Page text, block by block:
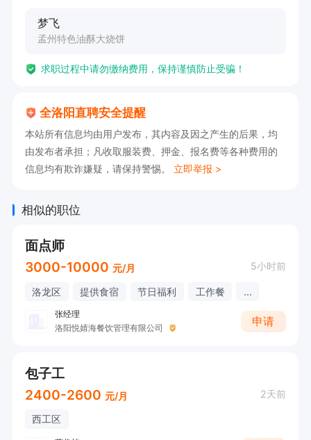
梦飞
孟州特色油酥大烧饼
求职过程中请勿缴纳费用，保持谨慎防止受骗！
全洛阳直聘安全提醒
本站所有信息均由用户发布，其内容及因之产生的后果，均
由发布者承担；凡收取服装费、押金、报名费等各种费用的
信息均有欺诈嫌疑，请保持警惕。 立即举报 >
相似的职位
面点师
3000-10000 元/月 5小时前
洛龙区 提供食宿 节日福利 工作餐 ...
张经理
洛阳悦婧海餐饮管理有限公司
申请
包子工
2400-2600 元/月 2天前
西工区